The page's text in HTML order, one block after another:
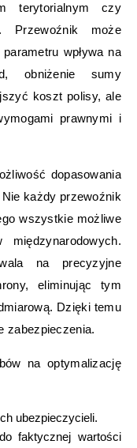
terytorialnym czy
Przewoźnik może
wpływa na
obniżenie sumy
koszt polisy, ale
prawnymi i
dopasowania
każdy przewoźnik
wszystkie możliwe
na precyzyjne
eliminując tym
Dzięki temu
zabezpieczenia.
na optymalizację
ubezpieczycieli.
faktycznej wartości